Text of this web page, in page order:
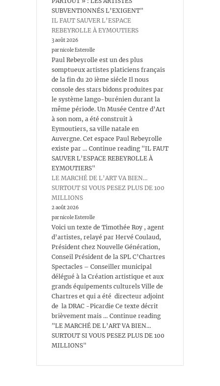
SUBVENTIONNÉS L’EXIGENT"
IL FAUT SAUVER L’ESPACE
REBEYROLLE À EYMOUTIERS
3 août 2026
par nicole Esterolle
Paul Rebeyrolle est un des plus
somptueux artistes platiciens français
de la fin du 20 ième siécle Il nous
console des stars bidons produites par
le système lango-burénien durant la
même période. Un Musée Centre d’Art
à son nom, a été construit à
Eymoutiers, sa ville natale en
Auvergne. Cet espace Paul Rebeyrolle
existe par … Continue reading "IL FAUT
SAUVER L’ESPACE REBEYROLLE À
EYMOUTIERS"
LE MARCHÉ DE L’ART VA BIEN…
SURTOUT SI VOUS PESEZ PLUS DE 100
MILLIONS
2 août 2026
par nicole Esterolle
Voici un texte de Timothée Roy , agent
d’artistes, relayé par Hervé Coulaud,
Président chez Nouvelle Génération,
Conseil Président de la SPL C’Chartres
Spectacles – Conseiller municipal
délégué à la Création artistique et aux
grands équipements culturels Ville de
Chartres et qui a été directeur adjoint
de la DRAC -Picardie Ce texte décrit
brièvement mais … Continue reading
"LE MARCHÉ DE L’ART VA BIEN…
SURTOUT SI VOUS PESEZ PLUS DE 100
MILLIONS"